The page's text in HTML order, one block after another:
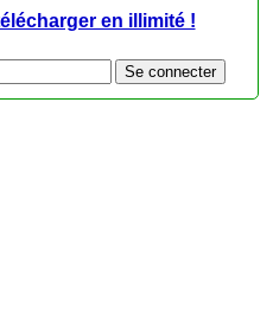
en illimité !